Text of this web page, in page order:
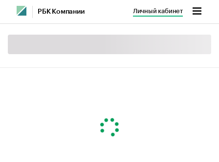
РБК Компании Личный кабинет